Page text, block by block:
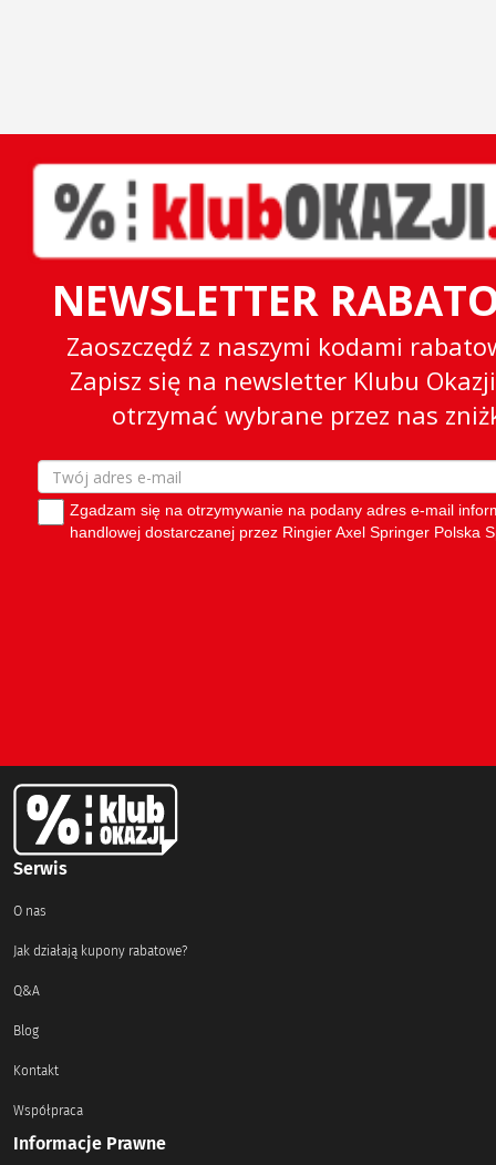
Serwis
O nas
Jak działają kupony rabatowe?
Q&A
Blog
Kontakt
Współpraca
Informacje Prawne